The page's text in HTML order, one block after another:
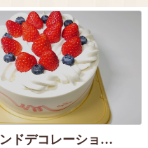
ドデコレーショ…